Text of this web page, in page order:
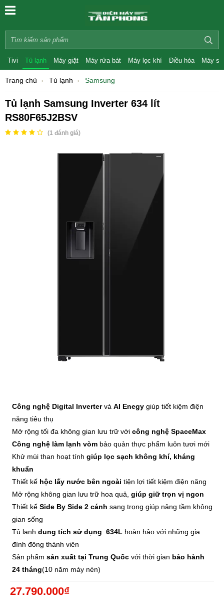
Tivi Tủ lạnh Máy giặt Máy rửa bát Máy lọc khí Điều hòa Máy
Trang chủ Tủ lạnh Samsung
Tủ lạnh Samsung Inverter 634 lít
RS80F65J2BSV
(1 đánh giá)
Công nghệ Digital Invertervà AI Enegy giúp tiết kiệm điện
năng tiêu thụ
Mở rộng tối đa không gian lưu trữ với công nghệ SpaceMax
Công nghệ làm lạnh vòm bảo quản thực phẩm luôn tươi mới
Khử mùi than hoạt tính giúp lọc sạch không khí, kháng
khuẩn
Thiết kế hộc lấy nước bên ngoài tiện lợi tiết kiệm điện năng
Mở rộng không gian lưu trữ hoa quả, giúp giữ trọn vị ngon
Thiết kế Side By Side 2 cánh sang trọng giúp nâng tầm không
gian sống
Tủ lạnh dung tích sử dụng 634L hoàn hảo với những gia
đình đông thành viên
Sản phẩm sản xuất tại Trung Quốc với thời gian bảo hành
24 tháng(10 năm máy nén)
27.790.000₫